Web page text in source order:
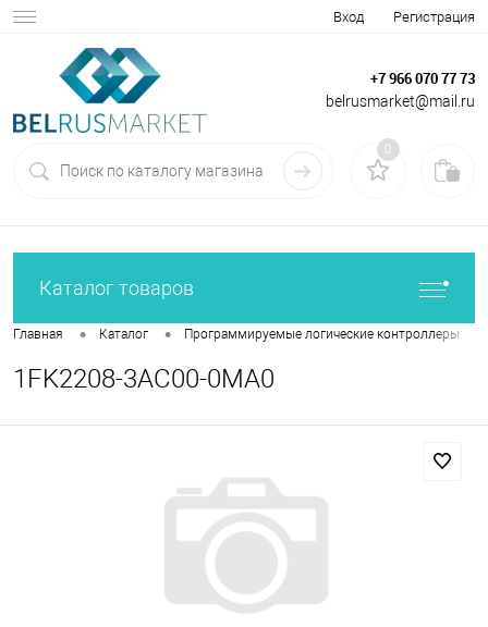
Вход Регистрация
+7 966 070 77 73
belrusmarket@mail.ru
0
Каталог товаров
Главная • Каталог • Программируемые логические контроллеры
1FK2208-3AC00-0MA0